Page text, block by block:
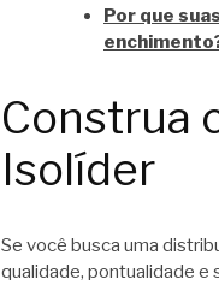
Por que
Construa
Isolíder
Se você busca uma
qualidade, pontualidade e